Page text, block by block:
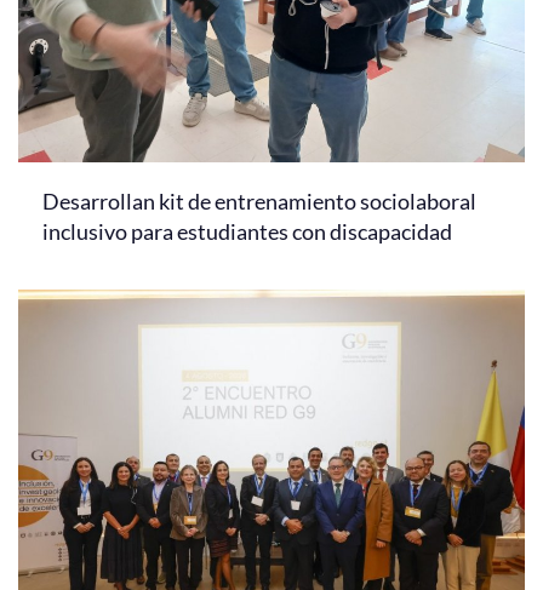
Desarrollan kit de entrenamiento sociolaboral
inclusivo para estudiantes con discapacidad